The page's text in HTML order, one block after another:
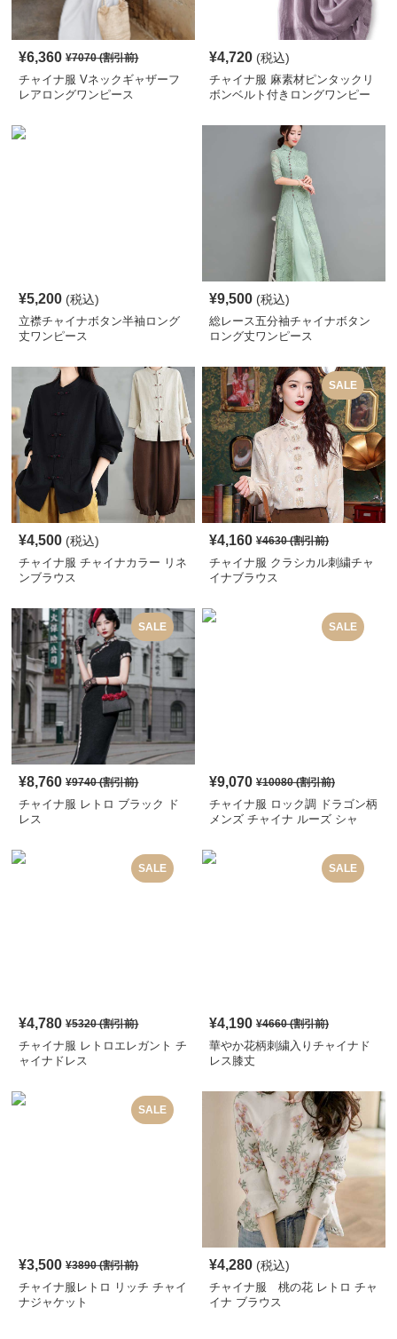
¥6,360 ¥7070(割引前)
チャイナ服 Vネックギャザーフ
レアロングワンピース
¥4,720 (税込)
チャイナ服 麻素材ピンタックリ
ボンベルト付きロングワンピー
¥5,200 (税込)
立襟チャイナボタン半袖ロング
丈ワンピース
¥9,500 (税込)
総レース五分袖チャイナボタン
ロング丈ワンピース
¥4,500 (税込)
チャイナ服 チャイナカラー リネ
ンブラウス
SALE
¥4,160 ¥4630(割引前)
チャイナ服 クラシカル刺繍チャ
イナブラウス
SALE
¥8,760 ¥9740(割引前)
チャイナ服 レトロ ブラック ド
レス
SALE
¥9,070 ¥10080(割引前)
チャイナ服 ロック調 ドラゴン柄
メンズ チャイナ ルーズ シャ
SALE
¥4,780 ¥5320(割引前)
チャイナ服 レトロエレガント チ
ャイナドレス
SALE
¥4,190 ¥4660(割引前)
華やか花柄刺繍入りチャイナド
レス膝丈
SALE
¥3,500 ¥3890(割引前)
チャイナ服レトロ リッチ チャイ
ナジャケット
¥4,280 (税込)
チャイナ服 桃の花 レトロ チャ
イナ ブラウス